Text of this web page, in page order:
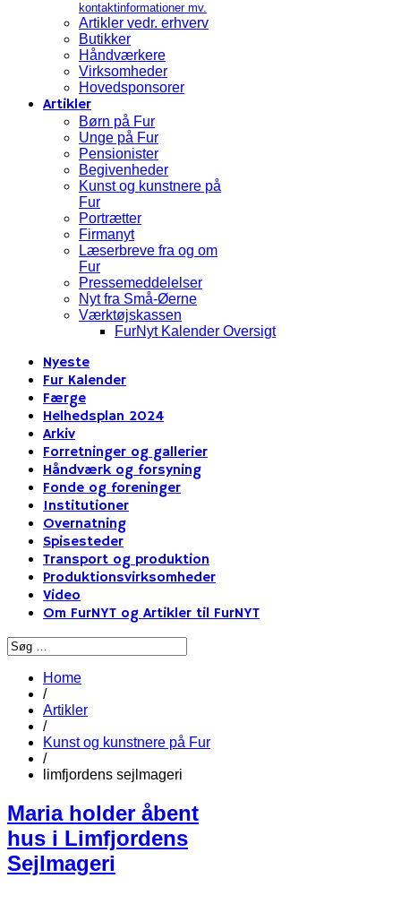
kontaktinformationer mv.
Artikler vedr. erhverv
Butikker
Håndværkere
Virksomheder
Hovedsponsorer
Artikler
Børn på Fur
Unge på Fur
Pensionister
Begivenheder
Kunst og kunstnere på
Fur
Portrætter
Firmanyt
Læserbreve fra og om
Fur
Pressemeddelelser
Nyt fra Små-Øerne
Værktøjskassen
FurNyt Kalender Oversigt
Nyeste
Fur Kalender
Færge
Helhedsplan 2024
Arkiv
Forretninger og gallerier
Håndværk og forsyning
Fonde og foreninger
Institutioner
Overnatning
Spisesteder
Transport og produktion
Produktionsvirksomheder
Video
Om FurNYT og Artikler til FurNYT
Home
/
Artikler
/
Kunst og kunstnere på Fur
/
limfjordens sejlmageri
Maria holder åbent
hus i Limfjordens
Sejlmageri